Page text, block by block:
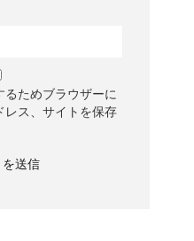
るためブラウザーに
レス、サイトを保存